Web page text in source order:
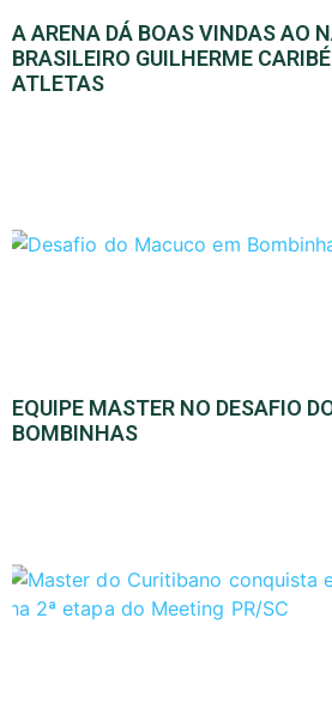
A ARENA DÁ BOAS VINDAS AO
BRASILEIRO GUILHERME
ATLETAS
EQUIPE MASTER NO DESAFIO
BOMBINHAS